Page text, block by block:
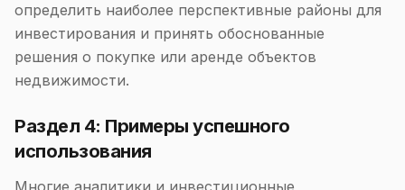
определить наиболее перспективные районы для
инвестирования и принять обоснованные
решения о покупке или аренде объектов
недвижимости.
Раздел 4: Примеры успешного
использования
Многие аналитики и инвестиционные